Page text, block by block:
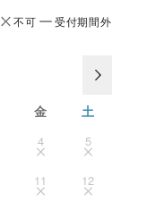
不可 受付期間外
金 土
4 5
11 12